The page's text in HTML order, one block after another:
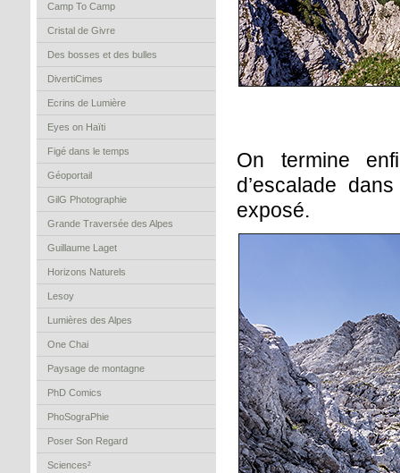
Camp To Camp
Cristal de Givre
Des bosses et des bulles
DivertiCimes
Ecrins de Lumière
Eyes on Haïti
Figé dans le temps
Géoportail
GilG Photographie
Grande Traversée des Alpes
Guillaume Laget
Horizons Naturels
Lesoy
Lumières des Alpes
One Chai
Paysage de montagne
PhD Comics
PhoSograPhie
Poser Son Regard
Sciences²
On termine
d’escalade
exposé.